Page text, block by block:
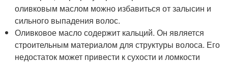
оливковым маслом можно избавиться от залысин и
сильного выпадения волос.
Оливковое масло содержит кальций. Он является
строительным материалом для структуры волоса. Его
недостаток может привести к сухости и ломкости